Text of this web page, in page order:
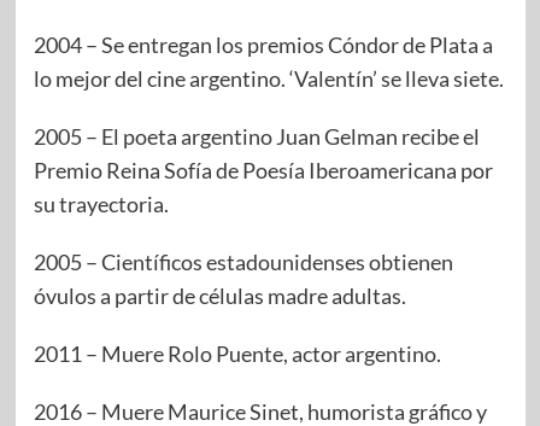
2004 – Se entregan los premios Cóndor de Plata a
lo mejor del cine argentino. ‘Valentín’ se lleva siete.
2005 – El poeta argentino Juan Gelman recibe el
Premio Reina Sofía de Poesía Iberoamericana por
su trayectoria.
2005 – Científicos estadounidenses obtienen
óvulos a partir de células madre adultas.
2011 – Muere Rolo Puente, actor argentino.
2016 – Muere Maurice Sinet, humorista gráfico y